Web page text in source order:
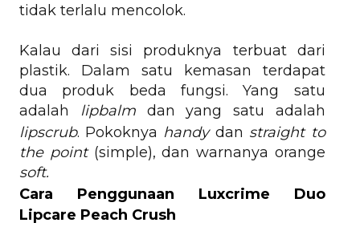
tidak terlalu mencolok.
Kalau dari sisi produknya terbuat dari
plastik. Dalam satu kemasan terdapat
dua produk beda fungsi. Yang satu
adalah
lipbalmdan yang satu adalah
lipscrub. Pokoknya handy dan straight to
the point(simple), dan warnanya orange
soft.
Cara Penggunaan Luxcrime Duo
Lipcare Peach Crush